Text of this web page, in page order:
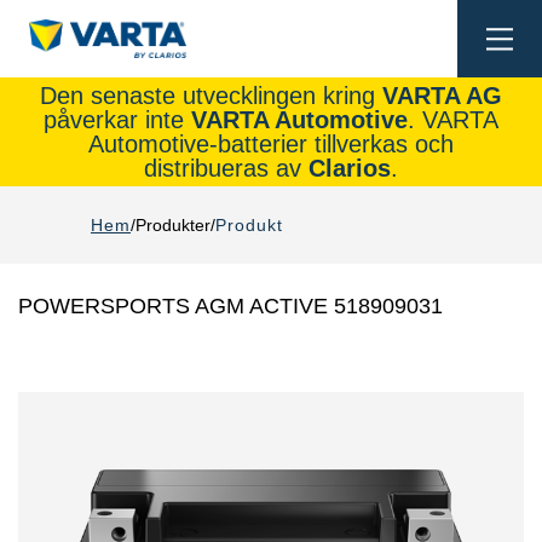
Den senaste utvecklingen kring VARTA AG
påverkar inte VARTA Automotive. VARTA
Automotive-batterier tillverkas och
distribueras av Clarios.
Hem Produkter Produkt
POWERSPORTS AGM ACTIVE 518909031